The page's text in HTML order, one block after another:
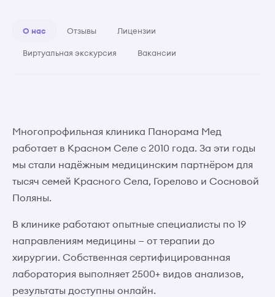
О нас Отзывы Лицензии
Виртуальная экскурсия Вакансии
Многопрофильная клиника Панорама Мед
работает в Красном Селе с 2010 года. За эти годы
мы стали надёжным медицинским партнёром для
тысяч семей Красного Села, Горелово и Сосновой
Поляны.
В клинике работают опытные специалисты по 19
направлениям медицины — от терапии до
хирургии. Собственная сертифицированная
лаборатория выполняет 2500+ видов анализов,
результаты доступны онлайн.